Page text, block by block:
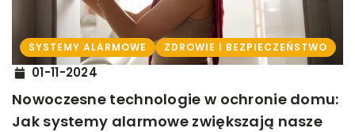
SYSTEMY ALARMOWE ZDROWIE I BEZPIECZEŃSTWO
01-11-2024
Nowoczesne technologie w ochronie domu:
Jak systemy alarmowe zwiększają nasze